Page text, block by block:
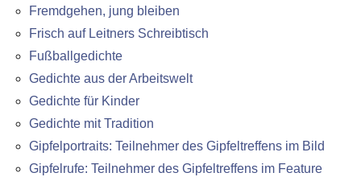
Fremdgehen, jung bleiben
Frisch auf Leitners Schreibtisch
Fußballgedichte
Gedichte aus der Arbeitswelt
Gedichte für Kinder
Gedichte mit Tradition
Gipfelportraits: Teilnehmer des Gipfeltreffens im Bild
Gipfelrufe: Teilnehmer des Gipfeltreffens im Feature